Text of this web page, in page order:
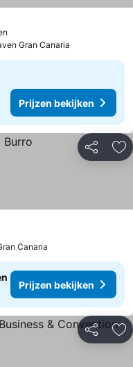
Gran Canaria
Prijzen bekijken
Delen
Canaria
Prijzen bekijken
Delen